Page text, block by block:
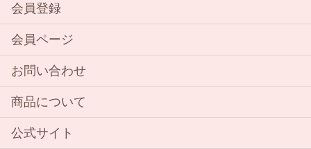
会員登録
会員ページ
お問い合わせ
商品について
公式サイト